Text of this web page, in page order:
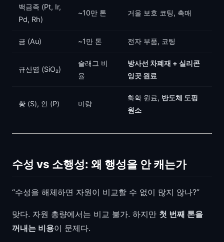
백금족 (Pt, Ir,
Pd, Rh)
~10만 톤 거울 보호 코팅, 촉매
금 (Au) ~1만 톤 전자 부품, 코팅
규산염 (SiO₂)
슬래그 비
율
방사선 차폐재 + 실리콘
잉곳 원료
황 (S), 인 (P) 미량
화학 원료, 반도체 도핑
원소
수성 vs 소행성: 왜 행성을 안 캐는가
“수성을 해체하면 자원이 비교할 수 없이 많지 않나?”
맞다. 자원 총량에서는 비교 불가. 하지만 첫 번째 톤을
꺼내는 비용이 문제다.